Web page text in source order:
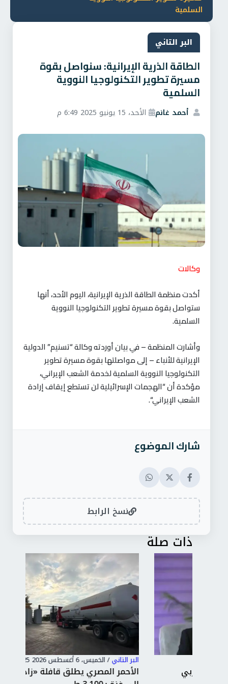
السلمية
البر التاني
الطاقة الذرية الإيرانية: سنواصل بقوة
مسيرة تطوير التكنولوجيا النووية
السلمية
أحمد غانم الأحد، 15 يونيو 2025 6:49 م
وكالات
أكدت منظمة الطاقة الذرية الإيرانية، اليوم الأحد، أنها
ستواصل بقوة مسيرة تطوير التكنولوجيا النووية
السلمية.
وأشارت المنظمة – في بيان أوردته وكالة “تسنيم” الدولية
الإيرانية للأنباء – إلى مواصلتها بقوة مسيرة تطوير
التكنولوجيا النووية السلمية لخدمة الشعب الإيراني،
مؤكدة أن “الهجمات الإسرائيلية لن تستطع إيقاف إرادة
الشعب الإيراني“.
شارك الموضوع
نسخ الرابط
ذات صلة
الخميس، 6 أغسطس 2026 2:25 م
الأحمر المصري يطلق قافلة «زاد العزة» الـ251